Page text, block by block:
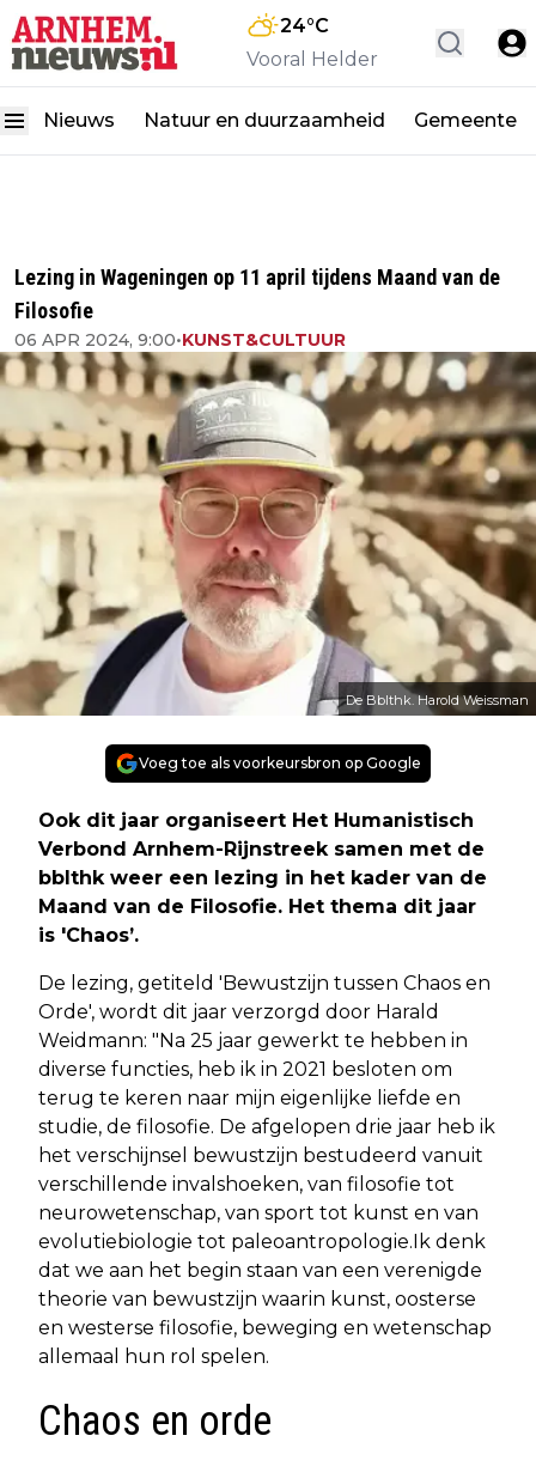
24°C
Vooral Helder
Nieuws Natuur en duurzaamheid Gemeente
Lezing in Wageningen op 11 april tijdens Maand van de
Filosofie
06 APR 2024, 9:00•KUNST&CULTUUR
De Bblthk. Harold Weissman
Voeg toe als voorkeursbron op Google
Ook dit jaar organiseert Het Humanistisch
Verbond Arnhem-Rijnstreek samen met de
bblthk weer een lezing in het kader van de
Maand van de Filosofie. Het thema dit jaar
is 'Chaos’.
De lezing, getiteld 'Bewustzijn tussen Chaos en
Orde', wordt dit jaar verzorgd door Harald
Weidmann: "Na 25 jaar gewerkt te hebben in
diverse functies, heb ik in 2021 besloten om
terug te keren naar mijn eigenlijke liefde en
studie, de filosofie. De afgelopen drie jaar heb ik
het verschijnsel bewustzijn bestudeerd vanuit
verschillende invalshoeken, van filosofie tot
neurowetenschap, van sport tot kunst en van
evolutiebiologie tot paleoantropologie.Ik denk
dat we aan het begin staan van een verenigde
theorie van bewustzijn waarin kunst, oosterse
en westerse filosofie, beweging en wetenschap
allemaal hun rol spelen.
Chaos en orde